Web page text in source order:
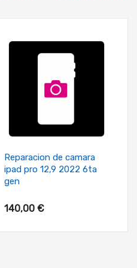
+ Añadir Al Carrito
Reparacion de camara
ipad pro 12,9 2022 6ta
gen
140,00 €